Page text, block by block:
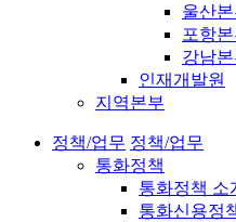
울산
포항
강남
인재개발원
지역본부
정책/업무 정책/업무
통화정책
통화정책 소
통화신용정